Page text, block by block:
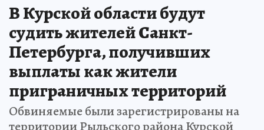
В Курской области будут
судить жителей Санкт-
Петербурга, получивших
выплаты как жители
приграничных территорий
Обвиняемые были зарегистрированы на
территории Рыльского района Курской